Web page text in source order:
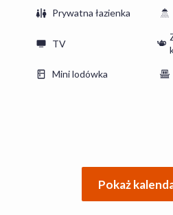
Prywatna łazienka
TV
Mini lodówka
Pokaż